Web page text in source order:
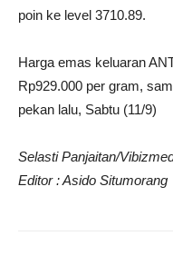
poin ke level 3710.89.
Harga emas keluaran
Rp929.000 per gram,
pekan lalu, Sabtu (11/9)
Selasti Panjaitan/
Editor : Asido Situmorang